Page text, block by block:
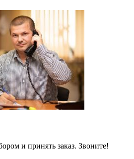
и принять заказ. Звоните!